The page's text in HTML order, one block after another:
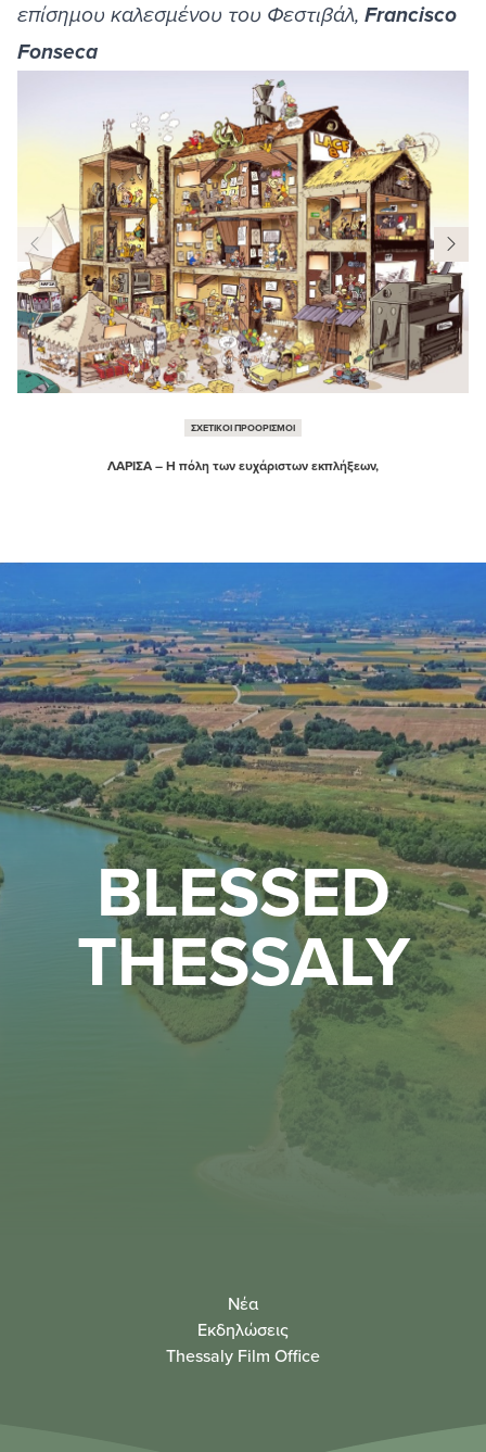
επίσημου καλεσμένου του Φεστιβάλ, Francisco
Fonseca
ΣΧΕΤΙΚΟΙ ΠΡΟΟΡΙΣΜΟΙ
ΛΑΡΙΣΑ – Η πόλη των ευχάριστων εκπλήξεων,
BLESSED
THESSALY
Νέα
Εκδηλώσεις
Thessaly Film Office